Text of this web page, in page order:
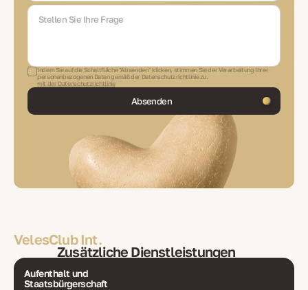
Indem Sie auf die Schaltfläche "Absenden" klicken, stimmen Sie der Verarbeitung Ihrer
personenbezogenen Daten gemäß der Datenschutzrichtlinie zu.
mit der Datenschutzrichtlinie
Absenden
VelesClub Int.
Zusätzliche Dienstleistungen
Aufenthalt und
Staatsbürgerschaft